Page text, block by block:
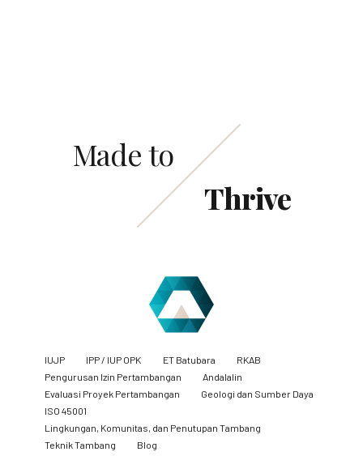
Made to
Thrive
IUJP IPP / IUP OPK ET Batubara
RKAB
Pengurusan Izin Pertambangan
Andalalin
Evaluasi Proyek Pertambangan
Geologi dan Sumber Daya
ISO 45001
Lingkungan, Komunitas, dan Penutupan Tambang
​Teknik Tambang
Blog